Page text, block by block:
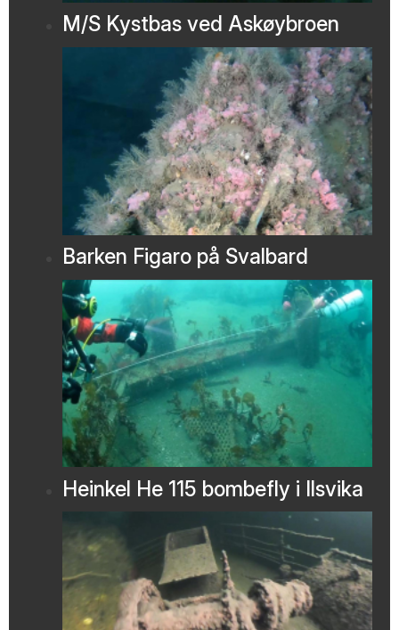
M/S Kystbas ved Askøybroen
Barken Figaro på Svalbard
Heinkel He 115 bombefly i Ilsvika